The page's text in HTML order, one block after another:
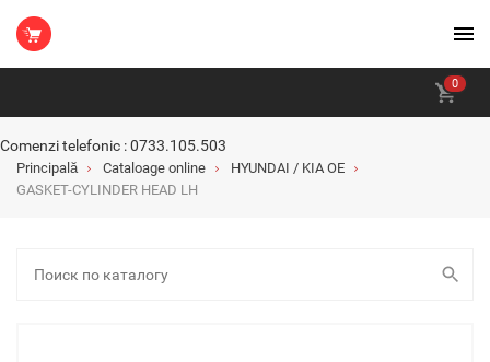
0
Comenzi telefonic : 0733.105.503
Principală Cataloage online
HYUNDAI / KIA OE
GASKET-CYLINDER HEAD LH